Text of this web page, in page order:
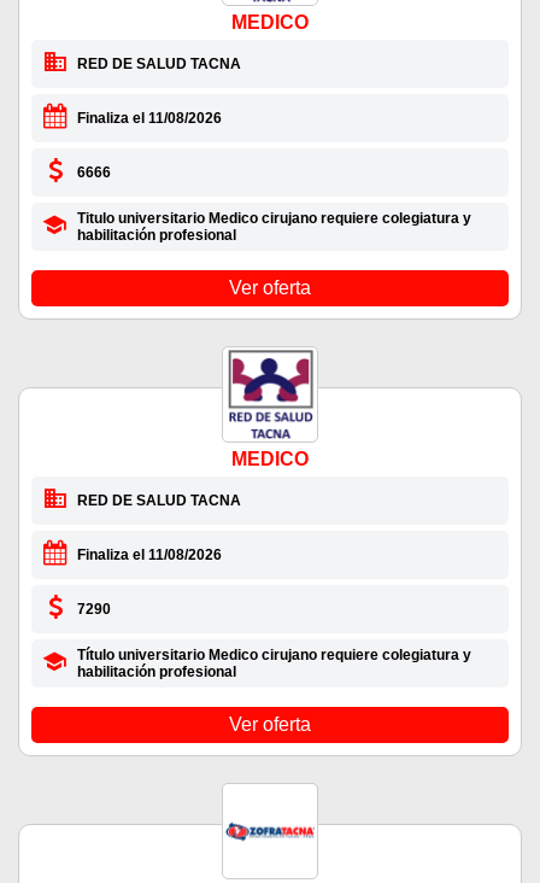
MEDICO
RED DE SALUD TACNA
Finaliza el 11/08/2026
6666
Titulo universitario Medico cirujano requiere colegiatura y
habilitación profesional
Ver oferta
MEDICO
RED DE SALUD TACNA
Finaliza el 11/08/2026
7290
Título universitario Medico cirujano requiere colegiatura y
habilitación profesional
Ver oferta